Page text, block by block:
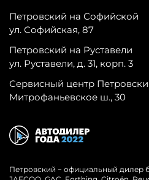
Петровский на Софийской
ул. Софийская, 87
Петровский на Руставели
ул. Руставели, д. 31, корп. 3
Сервисный центр
Митрофаньевское ш., 30
Петровский − официальный дилер